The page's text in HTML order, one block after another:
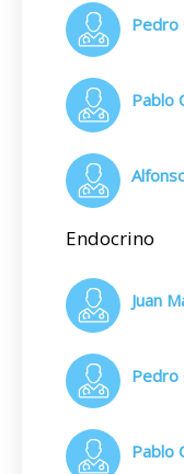
Pedro
Pablo
Endocrino
Juan
Pedro
Pablo